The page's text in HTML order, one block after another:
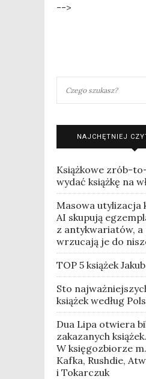
-->
NAJCHĘTNIEJ
Książkowe zrób-
wydać książkę na
Masowa utylizacja
AI skupują
z antykwariatów, a
wrzucają je do
TOP 5 książek
Sto
książek według
Dua Lipa otwiera
zakazanych książek.
W księgozbiorze
Kafka, Rushdie,
i Tokarczuk